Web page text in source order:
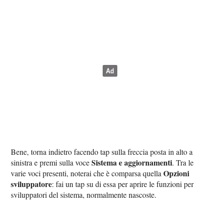
Bene, torna indietro facendo tap sulla freccia posta in alto a
sinistra e premi sulla voceSistema e aggiornamenti. Tra le
varie voci presenti, noterai che è comparsa quellaOpzioni
sviluppatore: fai un tap su di essa per aprire le funzioni per
sviluppatori del sistema, normalmente nascoste.